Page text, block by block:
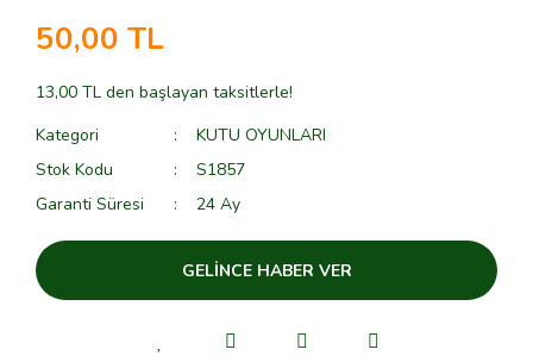
50,00 TL
13,00 TL den başlayan taksitlerle!
Kategori
KUTU OYUNLARI
Stok Kodu
S1857
Garanti Süresi
24 Ay
GELİNCE HABER VER